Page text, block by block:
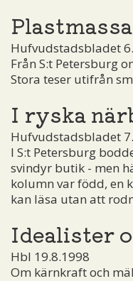
Plastmassa
Hufvudstadsbladet
Från S:t Petersburg
Stora teser utifrån
I ryska
Hufvudstadsbladet
I S:t Petersburg
svindyr butik - men
kolumn var född, en
kan läsa utan att
Idealister
Hbl 19.8.1998
Om kärnkraft och